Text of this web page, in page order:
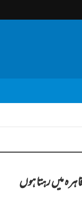
میں رہتا ہوں